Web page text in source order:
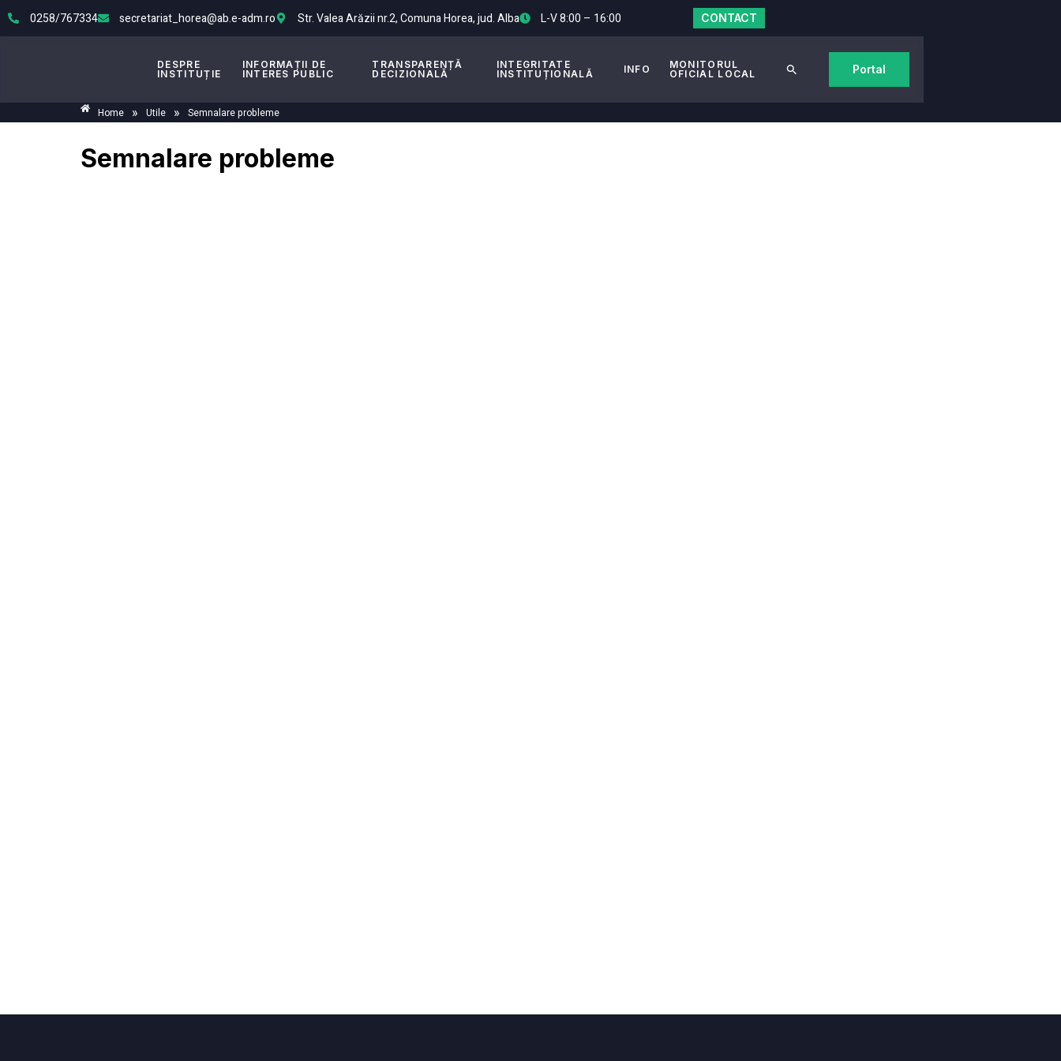
0258/767334 secretariat_horea@ab.e-adm.ro Str. Valea Arăzii nr.2, Comuna Horea, jud. Alba L-V 8:00 – 16:00 CONTACT
DESPRE
INSTITUȚIE
INFORMAȚII DE
INTERES PUBLIC
TRANSPARENȚĂ
DECIZIONALĂ
INTEGRITATE
INSTITUȚIONALĂ
INFO
MONITORUL
OFICIAL LOCAL
Portal
Home » Utile » Semnalare probleme
Semnalare probleme